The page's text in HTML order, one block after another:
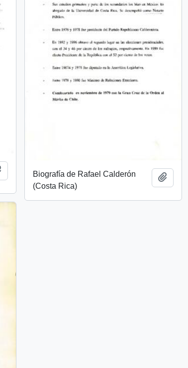
Añadir al portapapeles
Biografía de Rafael Calderón
(Costa Rica)